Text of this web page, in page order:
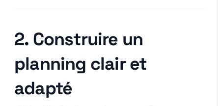
2. Construire un
planning clair et
adapté